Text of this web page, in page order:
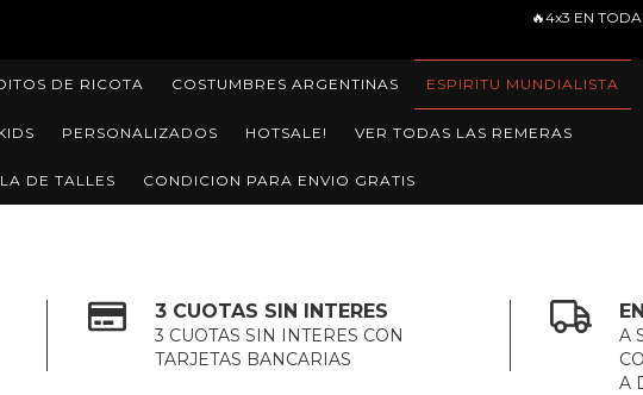
🔥4x3 EN TODA LA TIENDA🔥ENVIOS GRATIS
DE RICOTA COSTUMBRES ARGENTINAS ESPIRITU MUNDIALISTA
PERSONALIZADOS HOTSALE! VER TODAS LAS REMERAS
DE TALLES CONDICION PARA ENVIO GRATIS
3 CUOTAS SIN INTERES
3 CUOTAS SIN INTERES CON
TARJETAS BANCARIAS
A
A